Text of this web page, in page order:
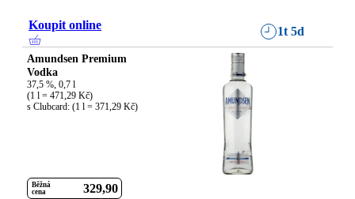
Koupit online 1t 5d
Amundsen Premium
Vodka
37,5 %, 0,7 l
(1 l = 471,29 Kč)
s Clubcard: (1 l = 371,29 Kč)
Běžná
cena
329 90